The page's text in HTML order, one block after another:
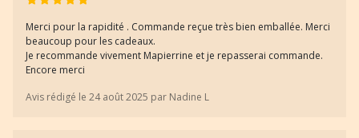
Merci pour la rapidité . Commande reçue très bien emballée. Merci
beaucoup pour les cadeaux.
Je recommande vivement Mapierrine et je repasserai commande.
Encore merci
Avis rédigé le 24 août 2025 par Nadine L